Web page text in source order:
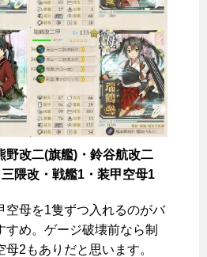
野改二(旗艦)・鈴谷航改二
隈改・戦艦1・装甲空母1
空母を1隻ずつ入れるのがバ
すめ。ゲージ破壊前なら制
2もありだと思います。